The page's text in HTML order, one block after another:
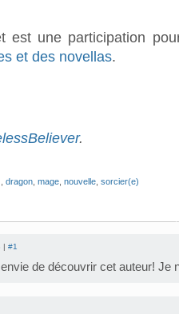
est une participation
et des novellas.
.
dragon mage nouvelle sorcier(e)
| #1
de découvrir cet auteur! Je